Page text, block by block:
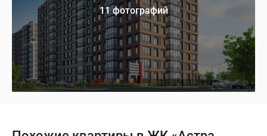
11 фотографий